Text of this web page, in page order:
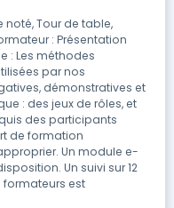
noté, Tour de table,
: Présentation
: Les méthodes
par nos
démonstratives et
: des jeux de rôles, et
des participants
de formation
Un module e-
Un suivi sur 12
formateurs est